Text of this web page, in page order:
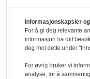
Informasjonskapsler
For å gi deg relevante
informasjon fra ditt
deg mot dette under
For øvrig bruker vi
analyse, for å